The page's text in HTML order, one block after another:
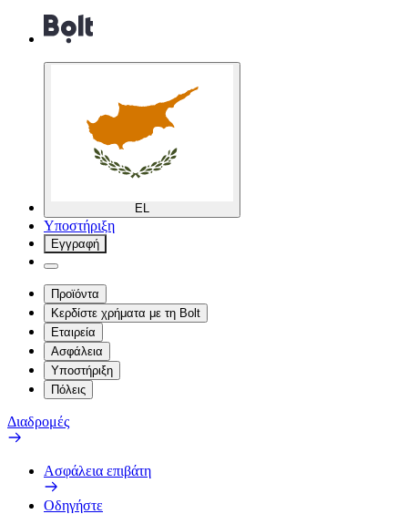
EL
Υποστήριξη
Εγγραφή
Προϊόντα
Κερδίστε χρήματα με τη Bolt
Εταιρεία
Ασφάλεια
Υποστήριξη
Πόλεις
Διαδρομές
Ασφάλεια επιβάτη
Οδηγήστε